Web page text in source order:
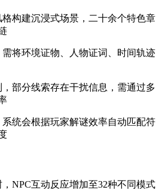
构建沉浸式场景，二十余个特色章
将环境证物、人物证词、时间轨迹
部分线索存在干扰信息，需通过多
统会根据玩家解谜效率自动匹配符
NPC互动反应增加至32种不同模式